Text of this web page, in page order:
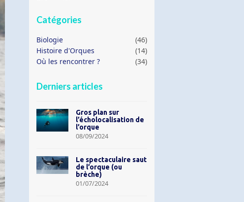
Catégories
Biologie
(46)
Histoire d'Orques
(14)
Où les rencontrer ?
(34)
Derniers articles
Gros plan sur
l’écholocalisation de
l’orque
08/09/2024
Le spectaculaire saut
de l’orque (ou
brèche)
01/07/2024